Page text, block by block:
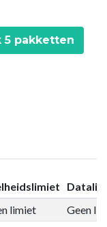
5 pakketten
limiet Geen